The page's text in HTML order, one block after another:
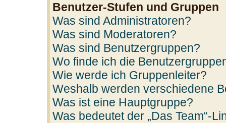
Benutzer-Stufen und Gruppen
Was sind Administratoren?
Was sind Moderatoren?
Was sind Benutzergruppen?
Wo finde ich die
Wie werde ich Gruppenleiter?
Weshalb werden verschiedene
Was ist eine Hauptgruppe?
Was bedeutet der „Das Team“-